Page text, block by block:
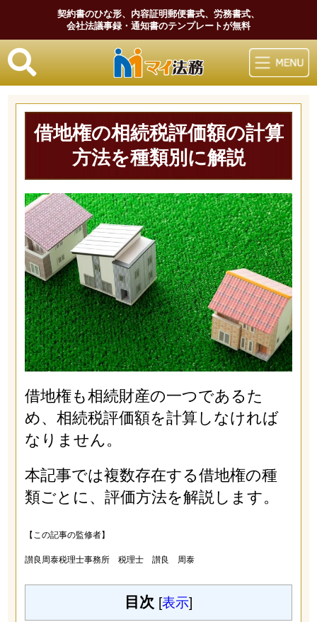
契約書のひな形、内容証明郵便書式、労務書式、
会社法議事録・通知書のテンプレートが無料
マイ法務
借地権の相続税評価額の計算
方法を種類別に解説
借地権も相続財産の一つであるた
め、相続税評価額を計算しなければ
なりません。
本記事では複数存在する借地権の種
類ごとに、評価方法を解説します。
【この記事の監修者】
讃良周泰税理士事務所 税理士 讃良 周泰
目次 [表示]